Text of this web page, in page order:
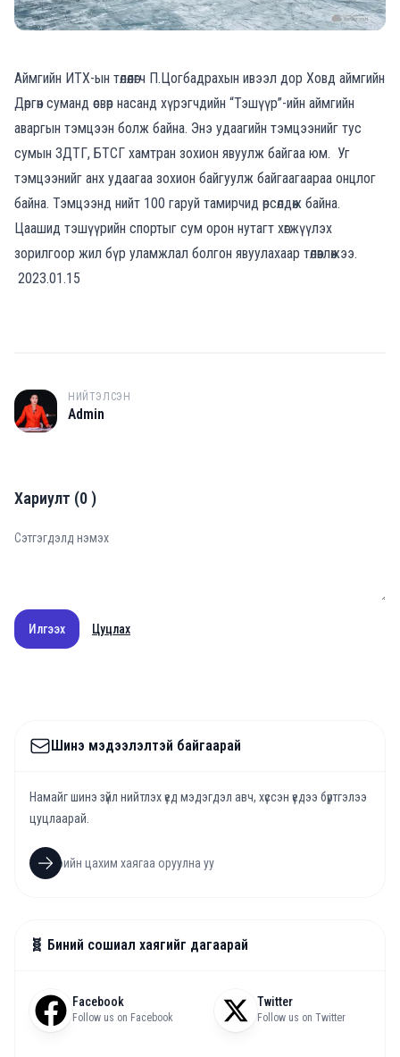
Аймгийн ИТХ-ын төлөөлөгч П.Цогбадрахын ивээл дор Ховд аймгийн
Дөргөн суманд өсвөр насанд хүрэгчдийн “Тэшүүр”-ийн аймгийн
аваргын тэмцээн болж байна. Энэ удаагийн тэмцээнийг тус
сумын ЗДТГ, БТСГ хамтран зохион явуулж байгаа юм. Уг
тэмцээнийг анх удаагаа зохион байгуулж байгаагаараа онцлог
байна. Тэмцээнд нийт 100 гаруй тамирчид өрсөлдөж байна.
Цаашид тэшүүрийн спортыг сум орон нутагт хөгжүүлэх
зорилгоор жил бүр уламжлал болгон явуулахаар төлөвлөжээ.
2023.01.15
A
НИЙТЭЛСЭН
Admin
Хариулт (0)
Илгээх Цуцлах
Шинэ мэдээлэлтэй байгаарай
Намайг шинэ зүйл нийтлэх үед мэдэгдэл авч, хүссэн үедээ бүртгэлээ
цуцлаарай.
🧬 Биний сошиал хаягийг дагаарай
Facebook
Follow us on Facebook
Twitter
Follow us on Twitter